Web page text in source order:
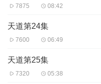
7875 08:42
天道第24集
7600 06:49
天道第25集
7320 05:38